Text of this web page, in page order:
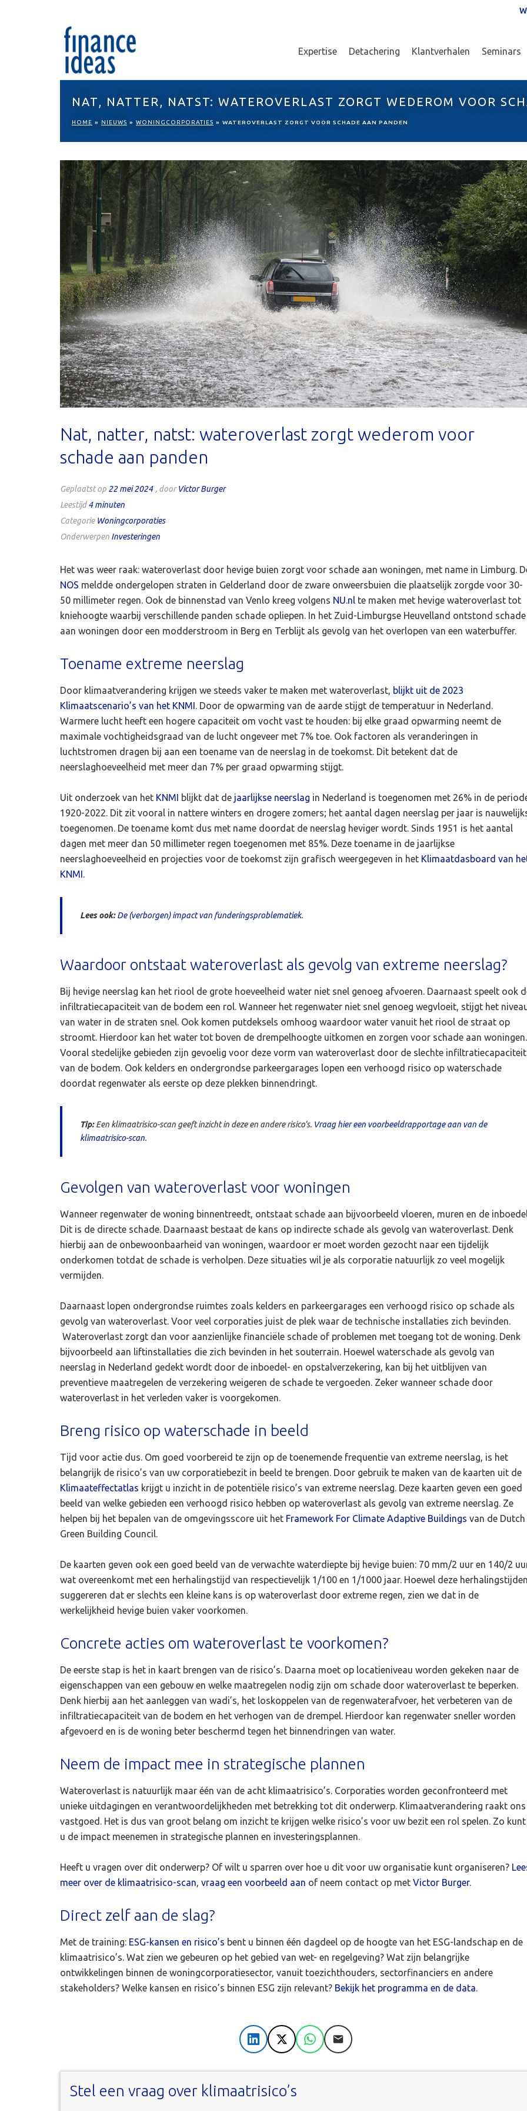
Expertise Detachering Klantverhalen Seminars
NAT, NATTER, NATST: WATEROVERLAST ZORGT WEDEROM VOOR
HOME » NIEUWS » WONINGCORPORATIES » WATEROVERLAST ZORGT VOOR SCHADE AAN PANDEN
Nat, natter, natst: wateroverlast zorgt wederom voor
schade aan panden
Geplaatst op 22 mei 2024 , doorVictor Burger
Leestijd4minuten
Categorie Woningcorporaties
Onderwerpen Investeringen
Het was weer raak: wateroverlast door hevige buien zorgt voor schade aan woningen, met name in Limburg.
NOS meldde ondergelopen straten in Gelderland door de zware onweersbuien die plaatselijk zorgde voor 30-
50 millimeter regen. Ook de binnenstad van Venlo kreeg volgens NU.nl te maken met hevige wateroverlast tot
kniehoogte waarbij verschillende panden schade opliepen. In het Zuid-Limburgse Heuvelland ontstond schade
aan woningen door een modderstroom in Berg en Terblijt als gevolg van het overlopen van een waterbuffer.
Toename extreme neerslag
Door klimaatverandering krijgen we steeds vaker te maken met wateroverlast, blijkt uit de 2023
Klimaatscenario’s van het KNMI. Door de opwarming van de aarde stijgt de temperatuur in Nederland.
Warmere lucht heeft een hogere capaciteit om vocht vast te houden: bij elke graad opwarming neemt de
maximale vochtigheidsgraad van de lucht ongeveer met 7% toe. Ook factoren als veranderingen in
luchtstromen dragen bij aan een toename van de neerslag in de toekomst. Dit betekent dat de
neerslaghoeveelheid met meer dan 7% per graad opwarming stijgt.
Uit onderzoek van het KNMI blijkt dat de jaarlijkse neerslag in Nederland is toegenomen met 26% in de
1920-2022. Dit zit vooral in nattere winters en drogere zomers; het aantal dagen neerslag per jaar is
toegenomen. De toename komt dus met name doordat de neerslag heviger wordt. Sinds 1951 is het aantal
dagen met meer dan 50 millimeter regen toegenomen met 85%. Deze toename in de jaarlijkse
neerslaghoeveelheid en projecties voor de toekomst zijn grafisch weergegeven in het Klimaatdasboard van
KNMI.
Lees ook:De (verborgen) impact van funderingsproblematiek.
Waardoor ontstaat wateroverlast als gevolg van extreme neerslag?
Bij hevige neerslag kan het riool de grote hoeveelheid water niet snel genoeg afvoeren. Daarnaast speelt ook
infiltratiecapaciteit van de bodem een rol. Wanneer het regenwater niet snel genoeg wegvloeit, stijgt het
van water in de straten snel. Ook komen putdeksels omhoog waardoor water vanuit het riool de straat op
stroomt. Hierdoor kan het water tot boven de drempelhoogte uitkomen en zorgen voor schade aan woningen.
Vooral stedelijke gebieden zijn gevoelig voor deze vorm van wateroverlast door de slechte infiltratiecapaciteit
van de bodem. Ook kelders en ondergrondse parkeergarages lopen een verhoogd risico op waterschade
doordat regenwater als eerste op deze plekken binnendringt.
Tip:Een klimaatrisico-scan geeft inzicht in deze en andere risico’s. Vraag hier een voorbeeldrapportage aan van de
klimaatrisico-scan.
Gevolgen van wateroverlast voor woningen
Wanneer regenwater de woning binnentreedt, ontstaat schade aan bijvoorbeeld vloeren, muren en de
Dit is de directe schade. Daarnaast bestaat de kans op indirecte schade als gevolg van wateroverlast. Denk
hierbij aan de onbewoonbaarheid van woningen, waardoor er moet worden gezocht naar een tijdelijk
onderkomen totdat de schade is verholpen. Deze situaties wil je als corporatie natuurlijk zo veel mogelijk
vermijden.
Daarnaast lopen ondergrondse ruimtes zoals kelders en parkeergarages een verhoogd risico op schade als
gevolg van wateroverlast. Voor veel corporaties juist de plek waar de technische installaties zich bevinden.
Wateroverlast zorgt dan voor aanzienlijke financiële schade of problemen met toegang tot de woning. Denk
bijvoorbeeld aan liftinstallaties die zich bevinden in het souterrain. Hoewel waterschade als gevolg van
neerslag in Nederland gedekt wordt door de inboedel- en opstalverzekering, kan bij het uitblijven van
preventieve maatregelen de verzekering weigeren de schade te vergoeden. Zeker wanneer schade door
wateroverlast in het verleden vaker is voorgekomen.
Breng risico op waterschade in beeld
Tijd voor actie dus. Om goed voorbereid te zijn op de toenemende frequentie van extreme neerslag, is het
belangrijk de risico’s van uw corporatiebezit in beeld te brengen. Door gebruik te maken van de kaarten uit de
Klimaateffectatlas krijgt u inzicht in de potentiële risico’s van extreme neerslag. Deze kaarten geven een goed
beeld van welke gebieden een verhoogd risico hebben op wateroverlast als gevolg van extreme neerslag. Ze
helpen bij het bepalen van de omgevingsscore uit het Framework For Climate Adaptive Buildings van de Dutch
Green Building Council.
De kaarten geven ook een goed beeld van de verwachte waterdiepte bij hevige buien: 70 mm/2 uur en 140/2
wat overeenkomt met een herhalingstijd van respectievelijk 1/100 en 1/1000 jaar. Hoewel deze
suggereren dat er slechts een kleine kans is op wateroverlast door extreme regen, zien we dat in de
werkelijkheid hevige buien vaker voorkomen.
Concrete acties om wateroverlast te voorkomen?
De eerste stap is het in kaart brengen van de risico’s. Daarna moet op locatieniveau worden gekeken naar de
eigenschappen van een gebouw en welke maatregelen nodig zijn om schade door wateroverlast te beperken.
Denk hierbij aan het aanleggen van wadi’s, het loskoppelen van de regenwaterafvoer, het verbeteren van de
infiltratiecapaciteit van de bodem en het verhogen van de drempel. Hierdoor kan regenwater sneller worden
afgevoerd en is de woning beter beschermd tegen het binnendringen van water.
Neem de impact mee in strategische plannen
Wateroverlast is natuurlijk maar één van de acht klimaatrisico’s. Corporaties worden geconfronteerd met
unieke uitdagingen en verantwoordelijkheden met betrekking tot dit onderwerp. Klimaatverandering raakt ons
vastgoed. Het is dus van groot belang om inzicht te krijgen welke risico’s voor uw bezit een rol spelen. Zo kunt
u de impact meenemen in strategische plannen en investeringsplannen.
Heeft u vragen over dit onderwerp? Of wilt u sparren over hoe u dit voor uw organisatie kunt organiseren?
meer over de klimaatrisico-scan, vraag een voorbeeld aan of neem contact op met Victor Burger.
Direct zelf aan de slag?
Met de training: ESG-kansen en risico’s bent u binnen één dagdeel op de hoogte van het ESG-landschap en de
klimaatrisico’s. Wat zien we gebeuren op het gebied van wet- en regelgeving? Wat zijn belangrijke
ontwikkelingen binnen de woningcorporatiesector, vanuit toezichthouders, sectorfinanciers en andere
stakeholders? Welke kansen en risico’s binnen ESG zijn relevant? Bekijk het programma en de data.
LinkedIn
X WhatsApp
E-mail
Stel een vraag over klimaatrisico’s